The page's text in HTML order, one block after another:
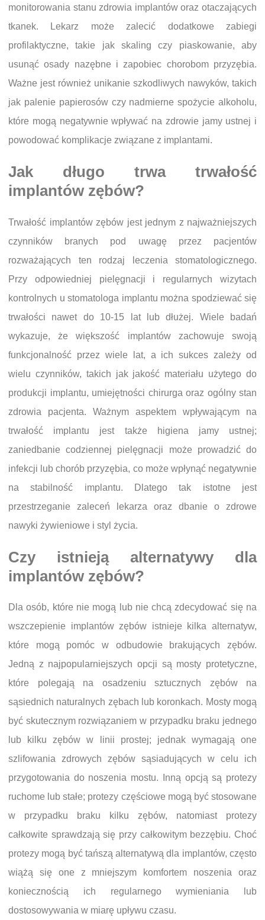
monitorowania stanu zdrowia implantów oraz otaczających
tkanek. Lekarz może zalecić dodatkowe zabiegi
profilaktyczne, takie jak skaling czy piaskowanie, aby
usunąć osady nazębne i zapobiec chorobom przyzębia.
Ważne jest również unikanie szkodliwych nawyków, takich
jak palenie papierosów czy nadmierne spożycie alkoholu,
które mogą negatywnie wpływać na zdrowie jamy ustnej i
powodować komplikacje związane z implantami.
Jak długo trwa trwałość
implantów zębów?
Trwałość implantów zębów jest jednym z najważniejszych
czynników branych pod uwagę przez pacjentów
rozważających ten rodzaj leczenia stomatologicznego.
Przy odpowiedniej pielęgnacji i regularnych wizytach
kontrolnych u stomatologa implantu można spodziewać się
trwałości nawet do 10-15 lat lub dłużej. Wiele badań
wykazuje, że większość implantów zachowuje swoją
funkcjonalność przez wiele lat, a ich sukces zależy od
wielu czynników, takich jak jakość materiału użytego do
produkcji implantu, umiejętności chirurga oraz ogólny stan
zdrowia pacjenta. Ważnym aspektem wpływającym na
trwałość implantu jest także higiena jamy ustnej;
zaniedbanie codziennej pielęgnacji może prowadzić do
infekcji lub chorób przyzębia, co może wpłynąć negatywnie
na stabilność implantu. Dlatego tak istotne jest
przestrzeganie zaleceń lekarza oraz dbanie o zdrowe
nawyki żywieniowe i styl życia.
Czy istnieją alternatywy dla
implantów zębów?
Dla osób, które nie mogą lub nie chcą zdecydować się na
wszczepienie implantów zębów istnieje kilka alternatyw,
które mogą pomóc w odbudowie brakujących zębów.
Jedną z najpopularniejszych opcji są mosty protetyczne,
które polegają na osadzeniu sztucznych zębów na
sąsiednich naturalnych zębach lub koronkach. Mosty mogą
być skutecznym rozwiązaniem w przypadku braku jednego
lub kilku zębów w linii prostej; jednak wymagają one
szlifowania zdrowych zębów sąsiadujących w celu ich
przygotowania do noszenia mostu. Inną opcją są protezy
ruchome lub stałe; protezy częściowe mogą być stosowane
w przypadku braku kilku zębów, natomiast protezy
całkowite sprawdzają się przy całkowitym bezzębiu. Choć
protezy mogą być tańszą alternatywą dla implantów, często
wiążą się one z mniejszym komfortem noszenia oraz
koniecznością ich regularnego wymieniania lub
dostosowywania w miarę upływu czasu.